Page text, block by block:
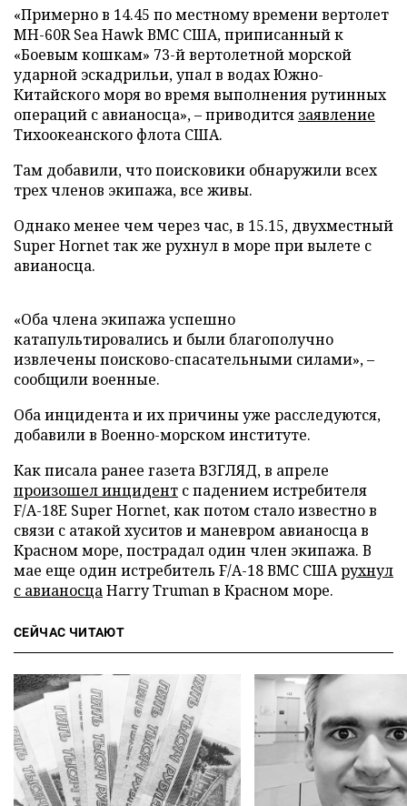
«Примерно в 14.45 по местному времени вертолет
MH-60R Sea Hawk ВМС США, приписанный к
«Боевым кошкам» 73-й вертолетной морской
ударной эскадрильи, упал в водах Южно-
Китайского моря во время выполнения рутинных
операций с авианосца», – приводится заявление
Тихоокеанского флота США.
Там добавили, что поисковики обнаружили всех
трех членов экипажа, все живы.
Однако менее чем через час, в 15.15, двухместный
Super Hornet так же рухнул в море при вылете с
авианосца.
«Оба члена экипажа успешно
катапультировались и были благополучно
извлечены поисково-спасательными силами», –
сообщили военные.
Оба инцидента и их причины уже расследуются,
добавили в Военно-морском институте.
Как писала ранее газета ВЗГЛЯД, в апреле
произошел инцидент с падением истребителя
F/A-18E Super Hornet, как потом стало известно в
связи с атакой хуситов и маневром авианосца в
Красном море, пострадал один член экипажа. В
мае еще один истребитель F/A-18 ВМС СШАрухнул
с авианосцаHarry Truman в Красном море.
СЕЙЧАС ЧИТАЮТ